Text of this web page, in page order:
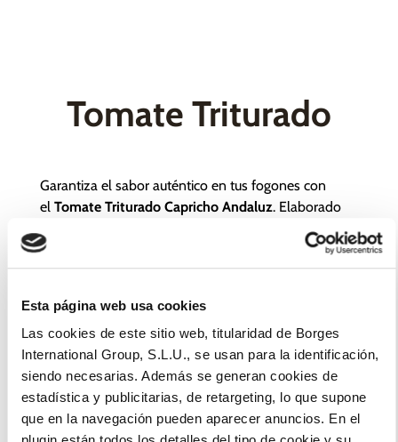
Esta página web usa cookies
Las cookies de este sitio web, titularidad de Borges
International Group, S.L.U., se usan para la identificación,
siendo necesarias. Además se generan cookies de
estadística y publicitarias, de retargeting, lo que supone
que en la navegación pueden aparecer anuncios. En el
Tomate Triturado
Garantiza el sabor auténtico en tus fogones con
el Tomate Triturado Capricho Andaluz. Elaborado
con tomates seleccionados en su punto óptimo de
maduración, este producto ofrece una salsa de
textura densa y sabor natural, perfecta para elevar la
Por qué elegir este tomate para tu cocina:
Base Perfecta:Ideal para fondos, sofritos,
salsas de pasta o guisos tradicionales.
Gestión Eficiente:El pack de10 briksfacilita el
almacenamiento y el control de stock. Es más